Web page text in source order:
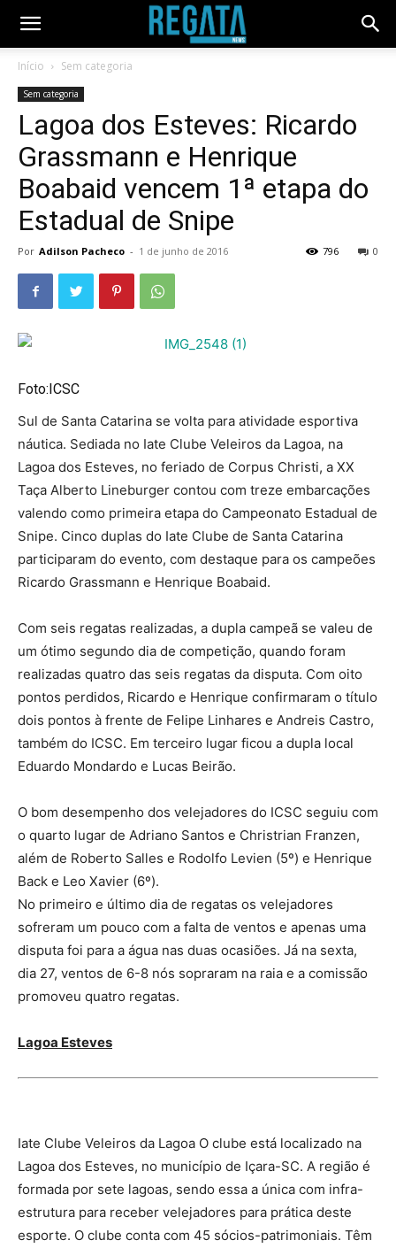
Início Sem categoria
Sem categoria
Lagoa dos Esteves: Ricardo
Grassmann e Henrique
Boabaid vencem 1ª etapa do
Estadual de Snipe
Por Adilson Pacheco - 1 de junho de 2016 0
796
Foto:ICSC
Sul de Santa Catarina se volta para atividade esportiva
náutica. Sediada no Iate Clube Veleiros da Lagoa, na
Lagoa dos Esteves, no feriado de Corpus Christi, a XX
Taça Alberto Lineburger contou com treze embarcações
valendo como primeira etapa do Campeonato Estadual de
Snipe. Cinco duplas do Iate Clube de Santa Catarina
participaram do evento, com destaque para os campeões
Ricardo Grassmann e Henrique Boabaid.
Com seis regatas realizadas, a dupla campeã se valeu de
um ótimo segundo dia de competição, quando foram
realizadas quatro das seis regatas da disputa. Com oito
pontos perdidos, Ricardo e Henrique confirmaram o título
dois pontos à frente de Felipe Linhares e Andreis Castro,
também do ICSC. Em terceiro lugar ficou a dupla local
Eduardo Mondardo e Lucas Beirão.
O bom desempenho dos velejadores do ICSC seguiu com
o quarto lugar de Adriano Santos e Christrian Franzen,
além de Roberto Salles e Rodolfo Levien (5º) e Henrique
Back e Leo Xavier (6º).
No primeiro e último dia de regatas os velejadores
sofreram um pouco com a falta de ventos e apenas uma
disputa foi para a água nas duas ocasiões. Já na sexta,
dia 27, ventos de 6-8 nós sopraram na raia e a comissão
promoveu quatro regatas.
Lagoa Esteves
Iate Clube Veleiros da Lagoa O clube está localizado na
Lagoa dos Esteves, no município de Içara-SC. A região é
formada por sete lagoas, sendo essa a única com infra-
estrutura para receber velejadores para prática deste
esporte. O clube conta com 45 sócios-patrimoniais. Têm